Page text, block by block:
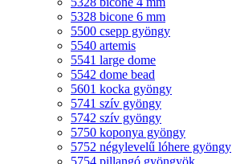
5328 bicone 6 mm
5500 csepp gyöngy
5540 artemis
5541 large dome
5542 dome bead
5601 kocka gyöngy
5741 szív gyöngy
5742 szív gyöngy
5750 koponya gyöngy
5752 négylevelű lóhere gyöngy